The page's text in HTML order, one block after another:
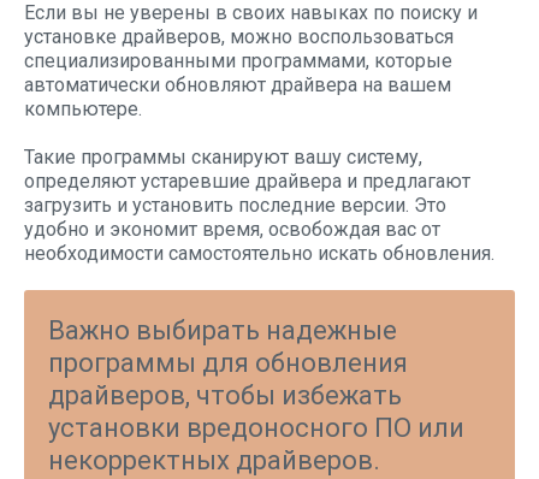
Если вы не уверены в своих навыках по поиску и
установке драйверов, можно воспользоваться
специализированными программами, которые
автоматически обновляют драйвера на вашем
компьютере.
Такие программы сканируют вашу систему,
определяют устаревшие драйвера и предлагают
загрузить и установить последние версии. Это
удобно и экономит время, освобождая вас от
необходимости самостоятельно искать обновления.
Важно выбирать надежные
программы для обновления
драйверов, чтобы избежать
установки вредоносного ПО или
некорректных драйверов.